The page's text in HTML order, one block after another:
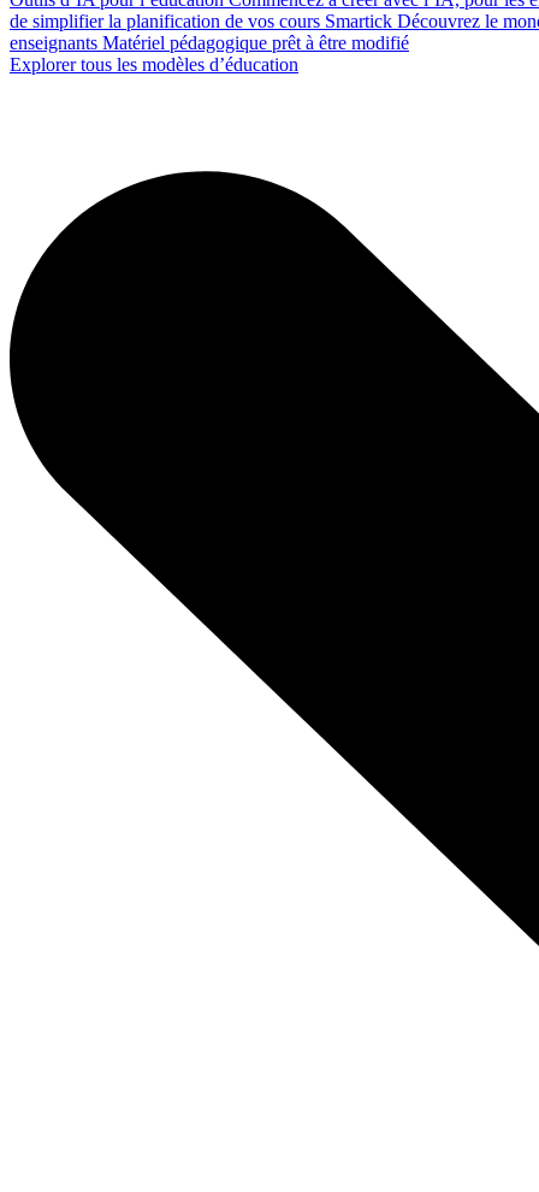
de simplifier la planification de vos cours Smartick Découvrez le
enseignants Matériel pédagogique prêt à être modifié
Explorer tous les modèles d’éducation